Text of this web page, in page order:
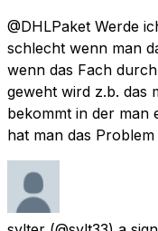
@DHLPaket Werde
schlecht wenn man
wenn das Fach
geweht wird z.b. das
bekommt in der man
hat man das